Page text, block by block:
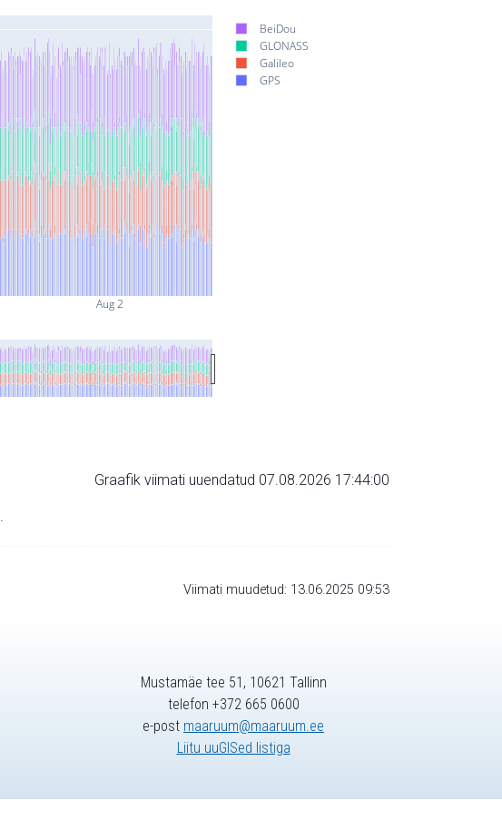
Aug 2
BeiDou
GLONASS
Galileo
GPS
Graafik viimati uuendatud 07.08.2026 17:44:00
Viimati muudetud: 13.06.2025 09:53
Mustamäe tee 51, 10621 Tallinn
telefon +372 665 0600
e-post maaruum@maaruum.ee
Liitu uuGISed listiga